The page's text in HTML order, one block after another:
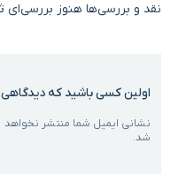
نقد و بررسی‌ها هنوز
اولین کسی باشید که دیدگاهی می
نشانی ایمیل شما منتشر نخواهد
شد.